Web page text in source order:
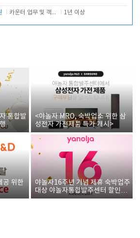
카운터 업무 및 객실관리(청소상태 확인, 객실판매) 1년 이상
통합발
<야놀자 MRO, 숙박업소 위한 삼
성전자 가전제품 특가 개시>
공 위한
야놀자16주년 기념 제휴 숙박업주
대상 야놀자통합발주센터 할인쿠
폰 증정
본1 (19.09.02)